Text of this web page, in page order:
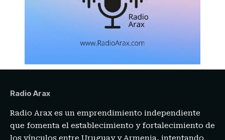
Radio Arax
Radio Arax es un emprendimiento independiente
que fomenta el establecimiento y fortalecimiento de
los vínculos entre Uruguay y Armenia, intentando